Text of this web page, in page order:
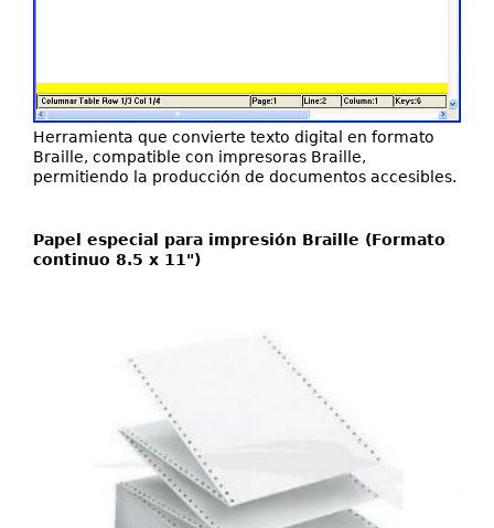
Herramienta que convierte texto digital en formato
Braille, compatible con impresoras Braille,
permitiendo la producción de documentos accesibles.
Papel especial para impresión Braille (Formato
continuo 8.5 x 11")